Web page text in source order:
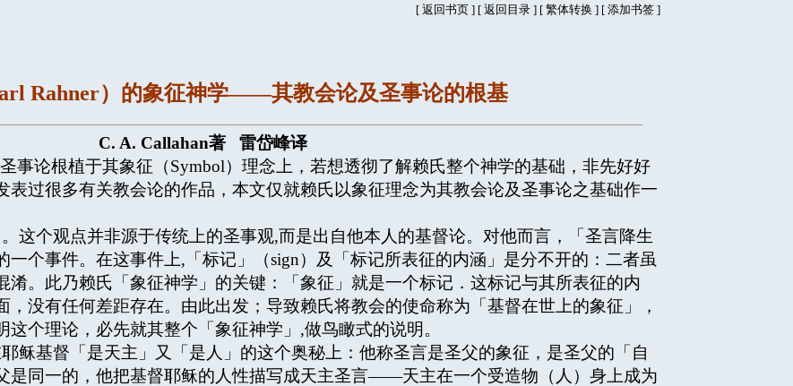
[ 返回书页 ] [ 返回目录 ] [ 繁体转换 ] [ 添加书签 ]
Rahner）的象征神学——其教会论及圣事论的根基
C. A. Callahan著
雷岱峰译
事论根植于其象征（Symbol）理念上，若想透彻了解赖氏整个神学的基础，非先好好
过很多有关教会论的作品，本文仅就赖氏以象征理念为其教会论及圣事论之基础作一
这个观点并非源于传统上的圣事观,而是出自他本人的基督论。对他而言，「圣言降生
一个事件。在这事件上,「标记」（sign）及「标记所表征的内涵」是分不开的：二者虽
淆。此乃赖氏「象征神学」的关键：「象征」就是一个标记．这标记与其所表征的内
没有任何差距存在。由此出发；导致赖氏将教会的使命称为「基督在世上的象征」，
个理论，必先就其整个「象征神学」,做鸟瞰式的说明。
稣基督「是天主」又「是人」的这个奥秘上：他称圣言是圣父的象征，是圣父的「自
是同一的，他把基督耶稣的人性描写成天主圣言——天主在一个受造物（人）身上成为